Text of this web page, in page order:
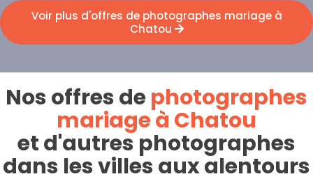
Voir plus d'offres de photographes mariage à
Chatou
Nos offres dephotographes
mariage à Chatou
et d'autres photographes
dans les villes aux alentours